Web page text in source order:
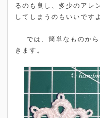
るのも良し、多少のアレ
してしまうのもいいです
では、簡単なものから
きます。